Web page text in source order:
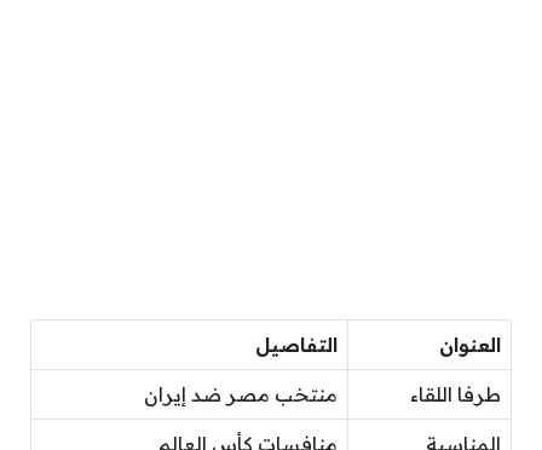
العنوان التفاصيل
طرفا اللقاء منتخب مصر ضد إيران
المناسبة منافسات كأس العالم